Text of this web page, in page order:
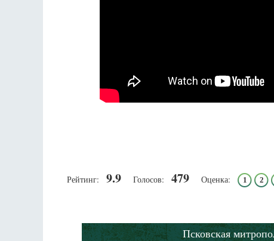
Рейтинг: 9.9 Голосов: 479 Оценка: 1 2
Псковская